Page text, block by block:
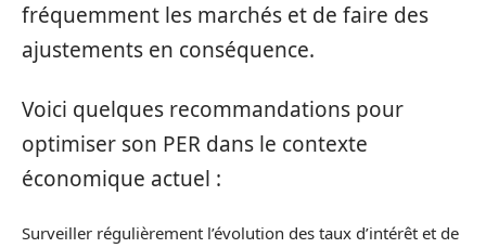
fréquemment les marchés et de faire des
ajustements en conséquence.
Voici quelques recommandations pour
optimiser son PER dans le contexte
économique actuel :
Surveiller régulièrement l’évolution des taux d’intérêt et de